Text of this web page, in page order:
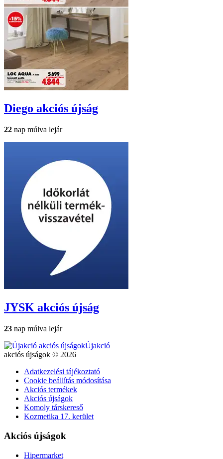
Diego akciós újság
22 nap múlva lejár
JYSK akciós újság
23 nap múlva lejár
Újakció
akciós újságok © 2026
Adatkezelési tájékoztató
Cookie beállítás módosítása
Akciós termékek
Akciós újságok
Komoly társkereső
Kozmetika 17. kerület
Akciós újságok
Hipermarket